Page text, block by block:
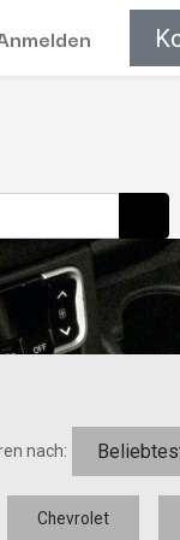
nach:
Chevrolet